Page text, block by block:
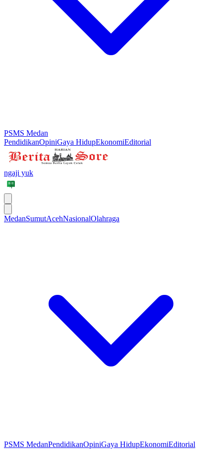
PSMS Medan
PendidikanOpiniGaya HidupEkonomiEditorial
ngaji yuk
MedanSumutAcehNasionalOlahraga
PSMS MedanPendidikanOpiniGaya HidupEkonomiEditorial